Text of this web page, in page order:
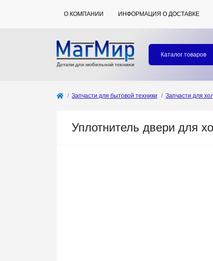
О КОМПАНИИ ИНФОРМАЦИЯ О ДОСТАВКЕ
Каталог товаров
Запчасти для бытовой техники Запчасти для
Уплотнитель двери для